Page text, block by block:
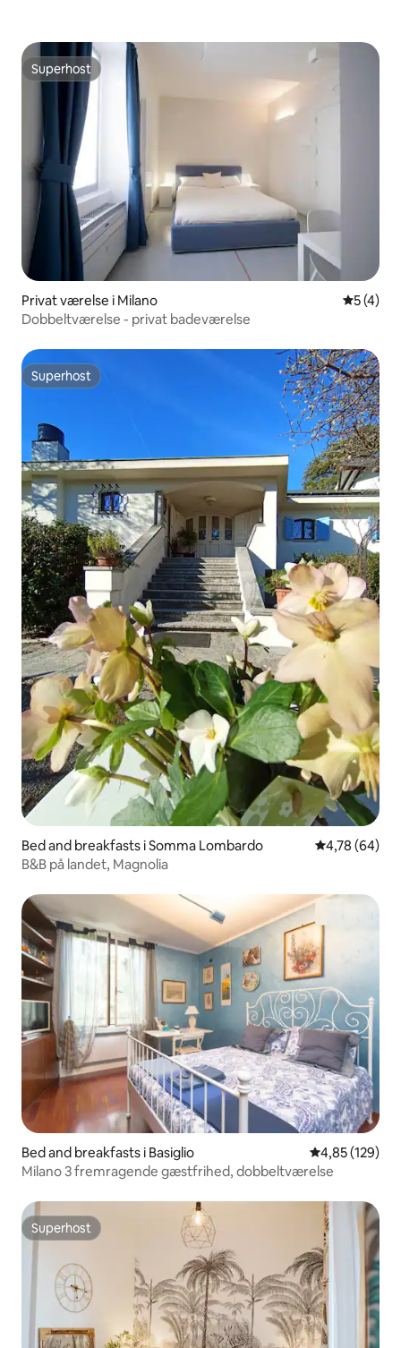
Superhost
Superhost
Privat værelse i Milano 5 ud af 5
5 (4)
Dobbeltværelse - privat badeværelse
Superhost
Superhost
Bed and breakfasts i Somma Lombardo 4,78 ud af 5 i
4,78 (64)
B&B på landet, Magnolia
Bed and breakfasts i Basiglio 4,85 ud af 5 i
4,85 (129)
Milano 3 fremragende gæstfrihed, dobbeltværelse
Superhost
Superhost